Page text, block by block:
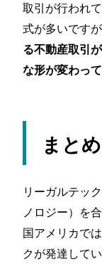
取引が行われ
式が多いです
る不動産取引
な形が変わっ
まとめ
リーガルテッ
ノロジー）を
国アメリカで
クが発達して